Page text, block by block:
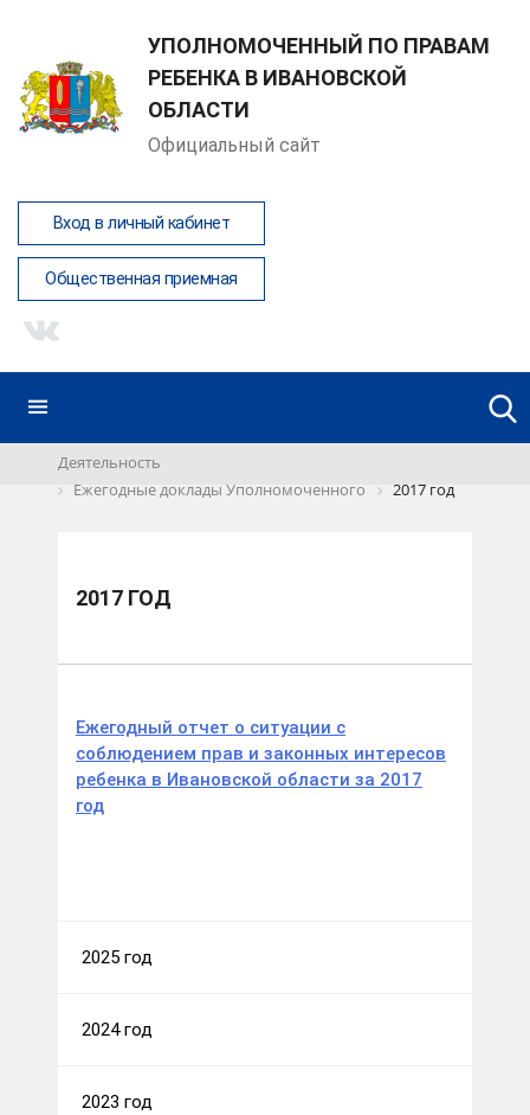
УПОЛНОМОЧЕННЫЙ ПО ПРАВАМ
РЕБЕНКА В ИВАНОВСКОЙ
ОБЛАСТИ
Официальный сайт
Вход в личный кабинет
Общественная приемная
Деятельность
Ежегодные доклады Уполномоченного
2017 год
2017 ГОД
Ежегодный отчет о ситуации с
соблюдением прав и законных интересов
ребенка в Ивановской области за 2017
год
2025 год
2024 год
2023 год